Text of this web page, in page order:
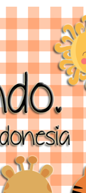
dan Fungsinya
Indonesia Kelas 4
Pengguna
Kelas 4 Halaman
25 Mei 2021)
140
110